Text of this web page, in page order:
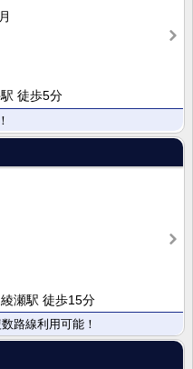
徒歩5分
瀬駅 徒歩15分
路線利用可能！